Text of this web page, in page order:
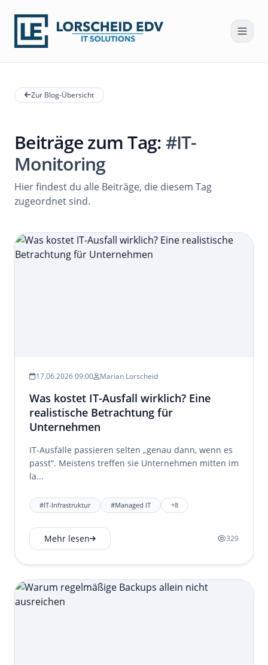
Zur Blog-Übersicht
Beiträge zum Tag:#IT-
Monitoring
Hier findest du alle Beiträge, die diesem Tag
zugeordnet sind.
17.06.2026 09:00 Marian Lorscheid
Was kostet IT-Ausfall wirklich? Eine
realistische Betrachtung für
Unternehmen
IT-Ausfälle passieren selten „genau dann, wenn es
passt“. Meistens treffen sie Unternehmen mitten im
la...
#IT-Infrastruktur #Managed IT +8
Mehr lesen 329